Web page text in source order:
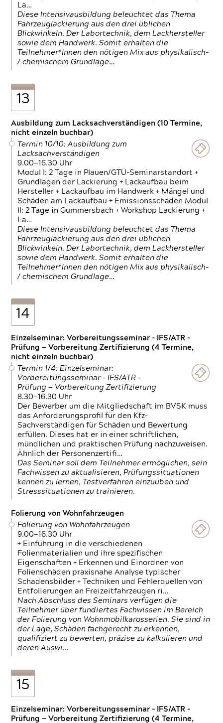
La…
Diese Intensivausbildung beleuchtet das Thema
Fahrzeuglackierung aus den drei üblichen
Blickwinkeln. Der Labortechnik, dem Lackhersteller
sowie dem Handwerk. Somit erhalten die
Teilnehmer*Innen den nötigen Mix aus physikalisch-
/ chemischem Grundlage…
13
Ausbildung zum Lacksachverständigen (10 Termine,
nicht einzeln buchbar)
Termin 10/10: Ausbildung zum
Lacksachverständigen
9.00—16.30 Uhr
Modul I: 2 Tage in Plauen/GTÜ-Seminarstandort +
Grundlagen der Lackierung + Lackaufbau beim
Hersteller + Lackaufbau im Handwerk + Mängel und
Schäden am Lackaufbau + Emissionsschäden Modul
II: 2 Tage in Gummersbach + Workshop Lackierung +
La…
Diese Intensivausbildung beleuchtet das Thema
Fahrzeuglackierung aus den drei üblichen
Blickwinkeln. Der Labortechnik, dem Lackhersteller
sowie dem Handwerk. Somit erhalten die
Teilnehmer*Innen den nötigen Mix aus physikalisch-
/ chemischem Grundlage…
14
Einzelseminar: Vorbereitungsseminar - IFS/ATR -
Prüfung — Vorbereitung Zertifizierung (4 Termine,
nicht einzeln buchbar)
Termin 1/4: Einzelseminar:
Vorbereitungsseminar - IFS/ATR -
Prüfung — Vorbereitung Zertifizierung
8.30—16.30 Uhr
Der Bewerber um die Mitgliedschaft im BVSK muss
das Anforderungsprofil für den Kfz-
Sachverständigen für Schäden und Bewertung
erfüllen. Dieses hat er in einer schriftlichen,
mündlichen und praktischen Prüfung nachzuweisen.
Ähnlich der Personenzertifi…
Das Seminar soll dem Teilnehmer ermöglichen, sein
Fachwissen zu aktualisieren, Prüfungssituationen
kennen zu lernen, Testverfahren einzuüben und
Stresssituationen zu trainieren.
Folierung von Wohnfahrzeugen
Folierung von Wohnfahrzeugen
9.00—16.30 Uhr
+ Einführung in die verschiedenen
Folienmaterialien und ihre spezifischen
Eigenschaften + Erkennen und Einordnen von
Folienschäden praxisnahe Analyse typischer
Schadensbilder + Techniken und Fehlerquellen von
Entfolierungen an Freizeitfahrzeugen ri…
Nach Abschluss des Seminars verfügen die
Teilnehmer über fundiertes Fachwissen im Bereich
der Folierung von Wohnmobilkarosserien. Sie sind in
der Lage, Schäden fachgerecht zu erkennen,
qualifiziert zu bewerten, präzise zu kalkulieren und
deren Auswi…
15
Einzelseminar: Vorbereitungsseminar - IFS/ATR -
Prüfung — Vorbereitung Zertifizierung (4 Termine,